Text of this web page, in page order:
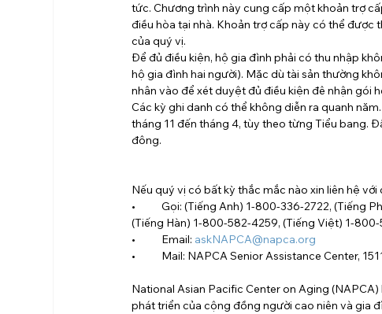
tức. Chương trình này cung cấp một khoản trợ
điều hòa tại nhà. Khoản trợ cấp này có thể
của quý vị.
Để đủ điều kiện, hộ gia đình phải có thu nhập
hộ gia đình hai người). Mặc dù tài sản thường
nhân vào để xét duyệt đủ điều kiện đê nhận gói
Các kỳ ghi danh có thể không diễn ra quanh
tháng 11 đến tháng 4, tùy theo từng Tiểu bang.
đông.
Nếu quý vị có bất kỳ thắc mắc nào xin liên hệ
•           Gọi: (Tiếng Anh) 1-800-336-2722,
(Tiếng Hàn) 1-800-582-4259, (Tiếng Việt) 1-
•           Email: askNAPCA@napca.org
•           Mail: NAPCA Senior Assistance
National Asian Pacific Center on Aging
phát triển của cộng đồng người cao niên và gia